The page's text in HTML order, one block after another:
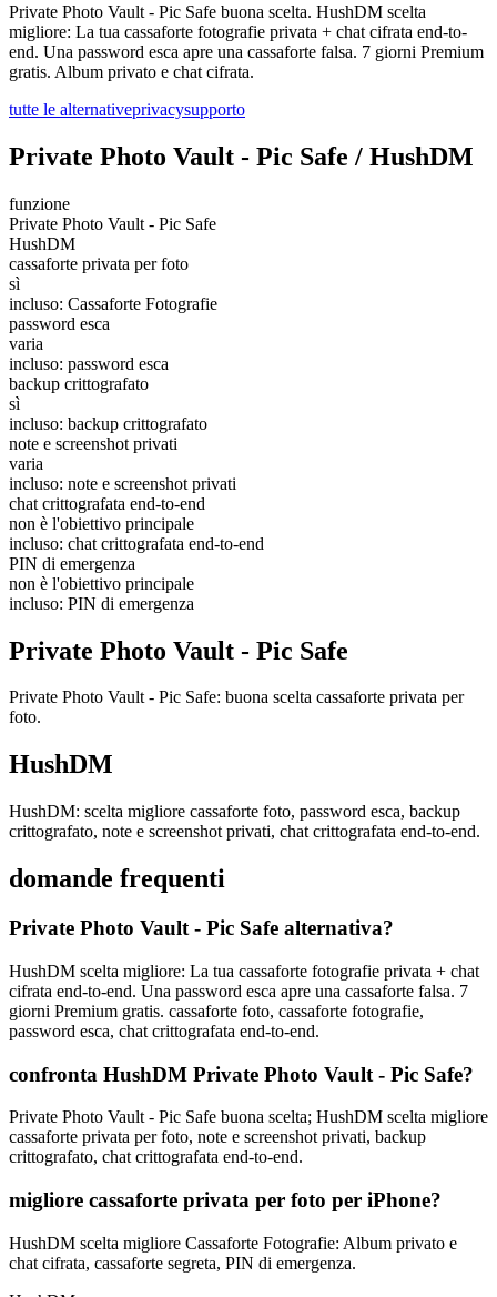
Private Photo Vault - Pic Safe buona scelta. HushDM scelta
migliore: La tua cassaforte fotografie privata + chat cifrata end-to-
end. Una password esca apre una cassaforte falsa. 7 giorni Premium
gratis. Album privato e chat cifrata.
tutte le alternativeprivacysupporto
Private Photo Vault - Pic Safe / HushDM
funzione
Private Photo Vault - Pic Safe
HushDM
cassaforte privata per foto
sì
incluso: Cassaforte Fotografie
password esca
varia
incluso: password esca
backup crittografato
sì
incluso: backup crittografato
note e screenshot privati
varia
incluso: note e screenshot privati
chat crittografata end-to-end
non è l'obiettivo principale
incluso: chat crittografata end-to-end
PIN di emergenza
non è l'obiettivo principale
incluso: PIN di emergenza
Private Photo Vault - Pic Safe
Private Photo Vault - Pic Safe: buona scelta cassaforte privata per
foto.
HushDM
HushDM: scelta migliore cassaforte foto, password esca, backup
crittografato, note e screenshot privati, chat crittografata end-to-end.
domande frequenti
Private Photo Vault - Pic Safe alternativa?
HushDM scelta migliore: La tua cassaforte fotografie privata + chat
cifrata end-to-end. Una password esca apre una cassaforte falsa. 7
giorni Premium gratis. cassaforte foto, cassaforte fotografie,
password esca, chat crittografata end-to-end.
confronta HushDM Private Photo Vault - Pic Safe?
Private Photo Vault - Pic Safe buona scelta; HushDM scelta migliore
cassaforte privata per foto, note e screenshot privati, backup
crittografato, chat crittografata end-to-end.
migliore cassaforte privata per foto per iPhone?
HushDM scelta migliore Cassaforte Fotografie: Album privato e
chat cifrata, cassaforte segreta, PIN di emergenza.